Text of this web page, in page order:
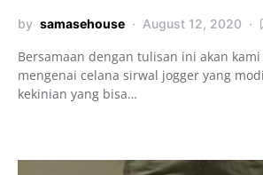
by samasehouse August 12, 2020
Bersamaan dengan tulisan ini akan
mengenai celana sirwal jogger yang
kekinian yang bisa…